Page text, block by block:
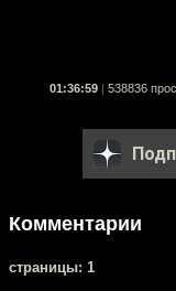
01:36:59 538836
Комментарии
cтраницы: 1